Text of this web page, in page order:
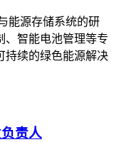
能源存储系统的研
、智能电池管理等专
持续的绿色能源解决
责人